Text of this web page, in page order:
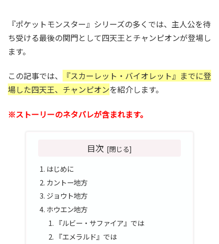
『ポケットモンスター』シリーズの多くでは、主人公を待
ち受ける最後の関門として四天王とチャンピオンが登場し
ます。
この記事では、
『スカーレット・バイオレット』までに登
場した四天王、チャンピオンを紹介します。
※ストーリーのネタバレが含まれます。
目次
はじめに
カントー地方
ジョウト地方
ホウエン地方
『ルビー・サファイア』では
『エメラルド』では